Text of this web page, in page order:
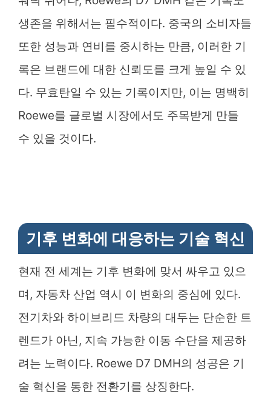
생존을 위해서는 필수적이다. 중국의 소비자들
또한 성능과 연비를 중시하는 만큼, 이러한 기
록은 브랜드에 대한 신뢰도를 크게 높일 수 있
다. 무효탄일 수 있는 기록이지만, 이는 명백히
Roewe를 글로벌 시장에서도 주목받게 만들
수 있을 것이다.
기후 변화에 대응하는 기술 혁신
현재 전 세계는 기후 변화에 맞서 싸우고 있으
며, 자동차 산업 역시 이 변화의 중심에 있다.
전기차와 하이브리드 차량의 대두는 단순한 트
렌드가 아닌, 지속 가능한 이동 수단을 제공하
려는 노력이다. Roewe D7 DMH의 성공은 기
술 혁신을 통한 전환기를 상징한다.